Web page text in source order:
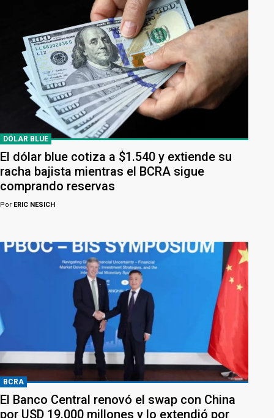
DÓLAR BLUE
El dólar blue cotiza a $1.540 y extiende su
racha bajista mientras el BCRA sigue
comprando reservas
Por ERIC NESICH
BCRA
El Banco Central renovó el swap con China
por USD 19.000 millones y lo extendió por